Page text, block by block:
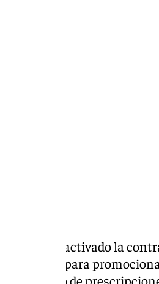
Málaga ha activado la
divulgación para